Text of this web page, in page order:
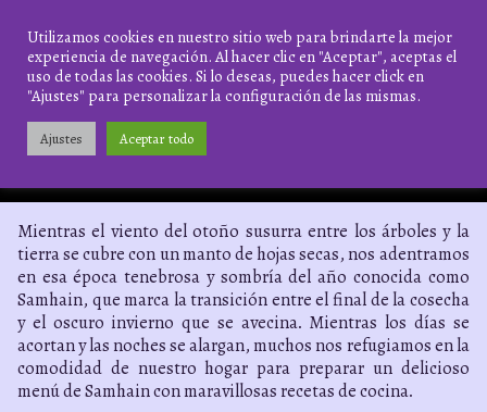
contenido
Zona
Arcana
Menú de Samhain: comidas y bebidas
para el festival de los ancestros
22 DE OCTUBRE DE 2023
Mientras el viento del otoño susurra entre los árboles y la
tierra se cubre con un manto de hojas secas, nos adentramos
en esa época tenebrosa y sombría del año conocida como
Samhain, que marca la transición entre el final de la cosecha
y el oscuro invierno que se avecina. Mientras los días se
acortan y las noches se alargan, muchos nos refugiamos en la
comodidad de nuestro hogar para preparar un delicioso
menú de Samhain con maravillosas recetas de cocina.
Utilizamos cookies en nuestro sitio web para brindarte la mejor
experiencia de navegación. Al hacer clic en "Aceptar", aceptas el
uso de todas las cookies. Si lo deseas, puedes hacer click en
"Ajustes" para personalizar la configuración de las mismas.
Ajustes Aceptar todo